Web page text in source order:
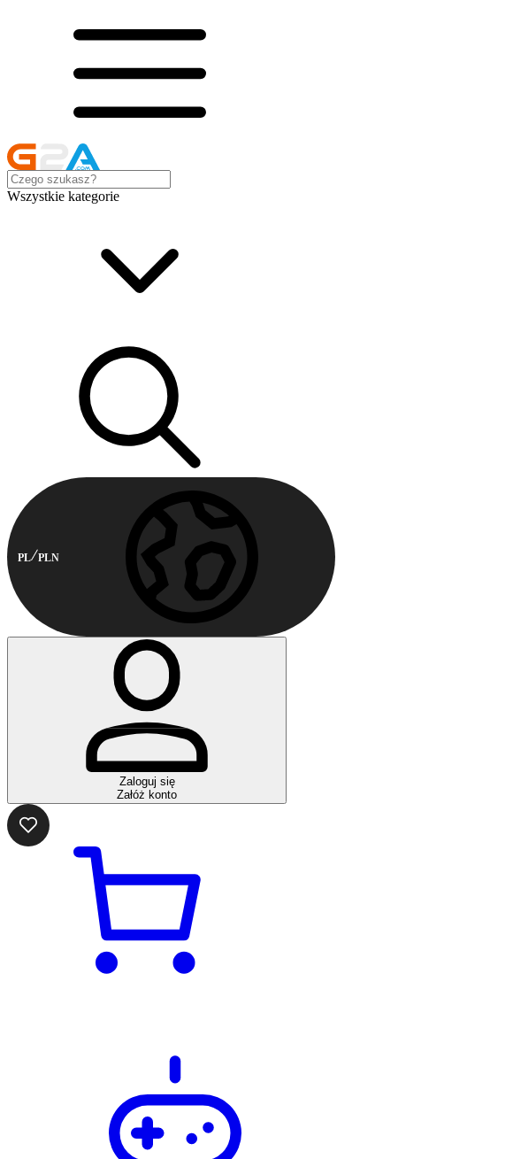
Wszystkie kategorie
PL PLN
Zaloguj się
Załóż konto